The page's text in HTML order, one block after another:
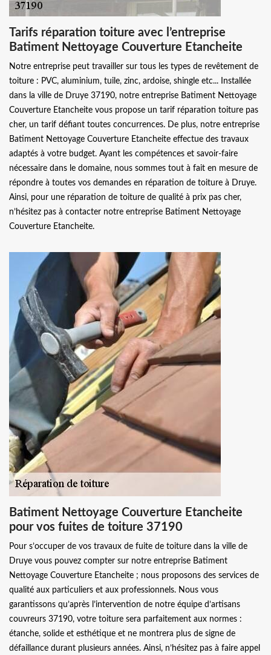
Tarifs réparation toiture avec l’entreprise
Batiment Nettoyage Couverture Etancheite
Notre entreprise peut travailler sur tous les types de revêtement de
toiture : PVC, aluminium, tuile, zinc, ardoise, shingle etc... Installée
dans la ville de Druye 37190, notre entreprise Batiment Nettoyage
Couverture Etancheite vous propose un tarif réparation toiture pas
cher, un tarif défiant toutes concurrences. De plus, notre entreprise
Batiment Nettoyage Couverture Etancheite effectue des travaux
adaptés à votre budget. Ayant les compétences et savoir-faire
nécessaire dans le domaine, nous sommes tout à fait en mesure de
répondre à toutes vos demandes en réparation de toiture à Druye.
Ainsi, pour une réparation de toiture de qualité à prix pas cher,
n’hésitez pas à contacter notre entreprise Batiment Nettoyage
Couverture Etancheite.
Batiment Nettoyage Couverture Etancheite
pour vos fuites de toiture 37190
Pour s’occuper de vos travaux de fuite de toiture dans la ville de
Druye vous pouvez compter sur notre entreprise Batiment
Nettoyage Couverture Etancheite ; nous proposons des services de
qualité aux particuliers et aux professionnels. Nous vous
garantissons qu’après l’intervention de notre équipe d’artisans
couvreurs 37190, votre toiture sera parfaitement aux normes :
étanche, solide et esthétique et ne montrera plus de signe de
défaillance durant plusieurs années. Ainsi, n’hésitez pas à faire appel